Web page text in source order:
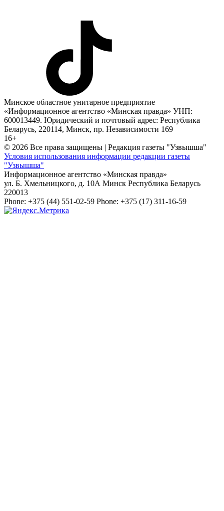
Минское областное унитарное предприятие
«Информационное агентство «Минская правда» УНП:
600013449. Юридический и почтовый адрес: Республика
Беларусь, 220114, Минск, пр. Независимости 169
16+
© 2026 Все права защищены | Редакция газеты "Узвышша"
Условия использования информации редакции газеты
"Узвышша"
Информационное агентство «Минская правда»
ул. Б. Хмельницкого, д. 10А Минск Республика Беларусь
220013
Phone: +375 (44) 551-02-59 Phone: +375 (17) 311-16-59